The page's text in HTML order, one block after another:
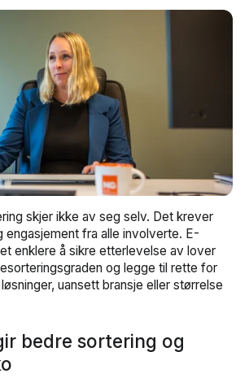
skjer ikke av seg selv. Det krever
engasjement fra alle involverte. E-
enklere å sikre etterlevelse av lover
og legge til rette for
uansett bransje eller størrelse
bedre sortering og